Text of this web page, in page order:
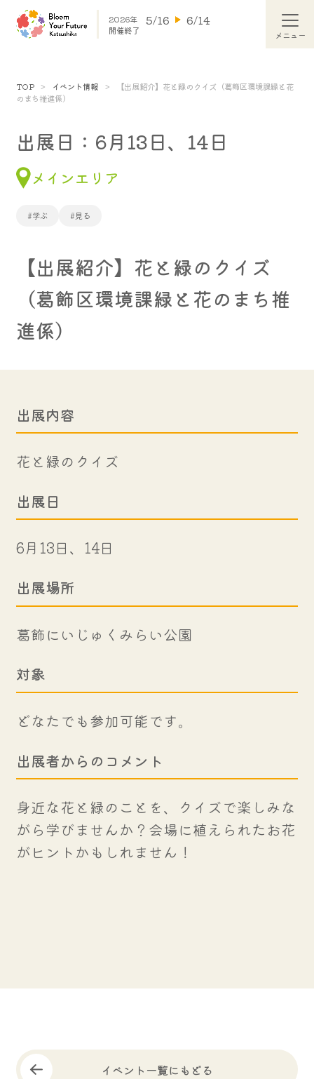
2026年 5/16 6/14
開催終了
TOP イベント情報
【出展紹介】花と緑のクイズ（葛飾区環境課緑と花
のまち推進係）
出展日：6月13日、14日
メインエリア
#学ぶ #見る
【出展紹介】花と緑のクイズ
（葛飾区環境課緑と花のまち推
進係）
出展内容
花と緑のクイズ
出展日
6月13日、14日
出展場所
葛飾にいじゅくみらい公園
対象
どなたでも参加可能です。
出展者からのコメント
身近な花と緑のことを、クイズで楽しみな
がら学びませんか？会場に植えられたお花
がヒントかもしれません！
イベント一覧にもどる